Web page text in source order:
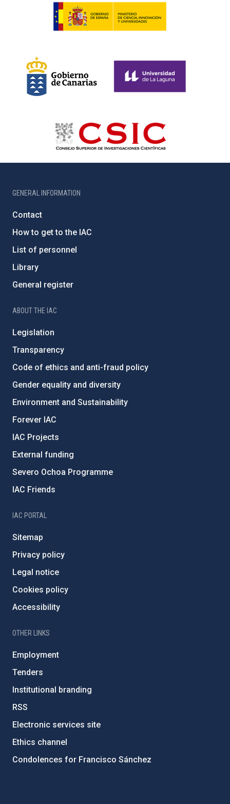
GENERAL INFORMATION
Contact
How to get to the IAC
List of personnel
Library
General register
ABOUT THE IAC
Legislation
Transparency
Code of ethics and anti-fraud policy
Gender equality and diversity
Environment and Sustainability
Forever IAC
IAC Projects
External funding
Severo Ochoa Programme
IAC Friends
IAC PORTAL
Sitemap
Privacy policy
Legal notice
Cookies policy
Accessibility
OTHER LINKS
Employment
Tenders
Institutional branding
RSS
Electronic services site
Ethics channel
Condolences for Francisco Sánchez